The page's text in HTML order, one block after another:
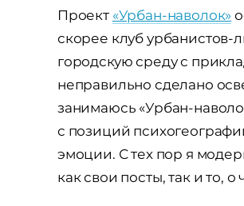
Проект «Урбан-наволок»
скорее клуб урбанистов-
городскую среду с
неправильно сделано
занимаюсь «Урбан-
с позиций
эмоции. С тех пор я
как свои посты, так и то,